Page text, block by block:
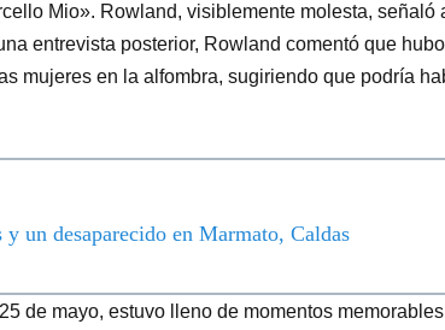
Mio». Rowland, visiblemente molesta, señaló
entrevista posterior, Rowland comentó que
mujeres en la alfombra, sugiriendo que podría
un desaparecido en Marmato, Caldas
de mayo, estuvo lleno de momentos